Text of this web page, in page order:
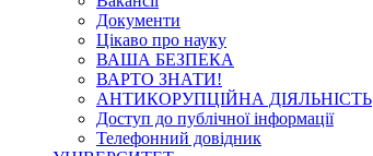
Документи
Цікаво про науку
ВАША БЕЗПЕКА
ВАРТО ЗНАТИ!
АНТИКОРУПЦІЙНА ДІЯЛЬНІСТЬ
Доступ до публічної інформації
Телефонний довідник